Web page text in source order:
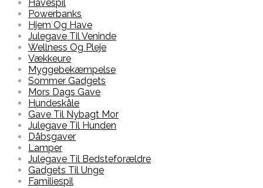
Havespil
Powerbanks
Hjem Og Have
Julegave Til Veninde
Wellness Og Pleje
Vækkeure
Myggebekæmpelse
Sommer Gadgets
Mors Dags Gave
Hundeskåle
Gave Til Nybagt Mor
Julegave Til Hunden
Dåbsgaver
Lamper
Julegave Til Bedsteforældre
Gadgets Til Unge
Familiespil